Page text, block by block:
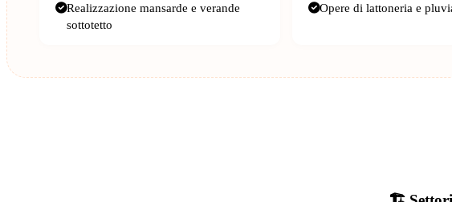
Realizzazione mansarde e verande
sottotetto
Opere di lattoneria e